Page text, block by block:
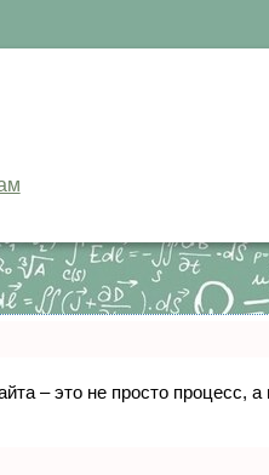
– это не просто